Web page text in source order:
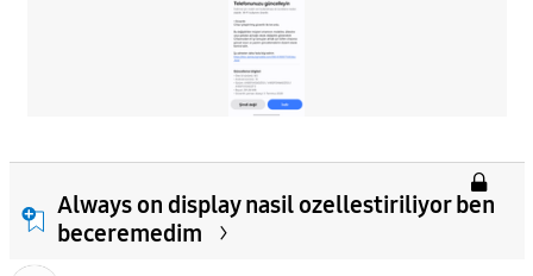
Always on display nasil ozellestiriliyor ben
beceremedim